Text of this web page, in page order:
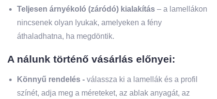
Teljesen árnyékoló (záródó) kialakítás – a lamellákon
nincsenek olyan lyukak, amelyeken a fény
áthaladhatna, ha megdöntik.
A nálunk történő vásárlás előnyei:
Könnyű rendelés - válassza ki a lamellák és a profil
színét, adja meg a méreteket, az ablak anyagát, az